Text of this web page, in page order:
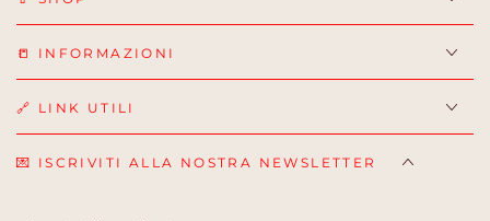
📒 INFORMAZIONI
🔗 LINK UTILI
💌 ISCRIVITI ALLA NOSTRA NEWSLETTER